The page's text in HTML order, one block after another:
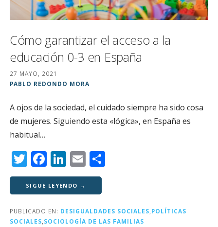
Cómo garantizar el acceso a la
educación 0-3 en España
27 MAYO, 2021
PABLO REDONDO MORA
A ojos de la sociedad, el cuidado siempre ha sido cosa
de mujeres. Siguiendo esta «lógica», en España es
habitual…
T
w
it
te
r
F
a
c
e
b
Li
n
k
e
dI
E
m
ai
l p
a
SIGUE LEYENDO →
PUBLICADO EN: DESIGUALDADES SOCIALES POLÍTICAS
SOCIALES SOCIOLOGÍA DE LAS FAMILIAS